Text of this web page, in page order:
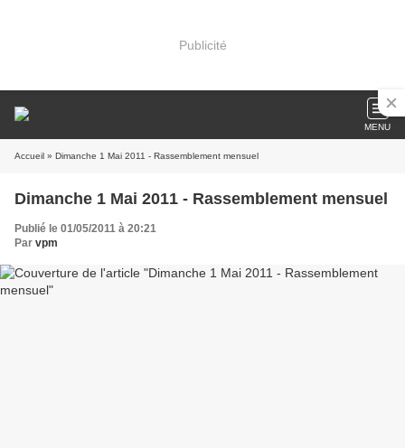
Publicité
MENU
Accueil » Dimanche 1 Mai 2011 - Rassemblement mensuel
Dimanche 1 Mai 2011 - Rassemblement mensuel
Publié le 01/05/2011 à 20:21
Par vpm